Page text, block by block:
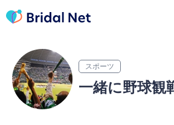
スポーツ
一緒に野球観